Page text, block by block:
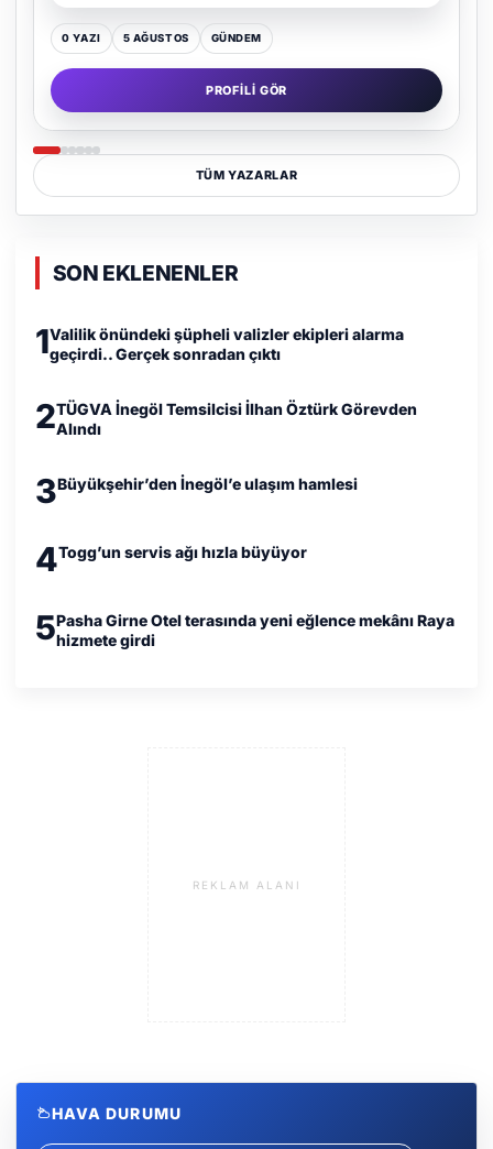
0 YAZI 5 AĞUSTOS GÜNDEM
PROFILI GÖR
TÜM YAZARLAR
SON EKLENENLER
1Valilik önündeki şüpheli valizler ekipleri alarma
geçirdi.. Gerçek sonradan çıktı
2TÜGVA İnegöl Temsilcisi İlhan Öztürk Görevden
Alındı
3Büyükşehir’den İnegöl’e ulaşım hamlesi
4Togg’un servis ağı hızla büyüyor
5Pasha Girne Otel terasında yeni eğlence mekânı Raya
hizmete girdi
REKLAM ALANI
HAVA DURUMU